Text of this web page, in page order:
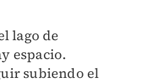
lago de
espacio.
subiendo el